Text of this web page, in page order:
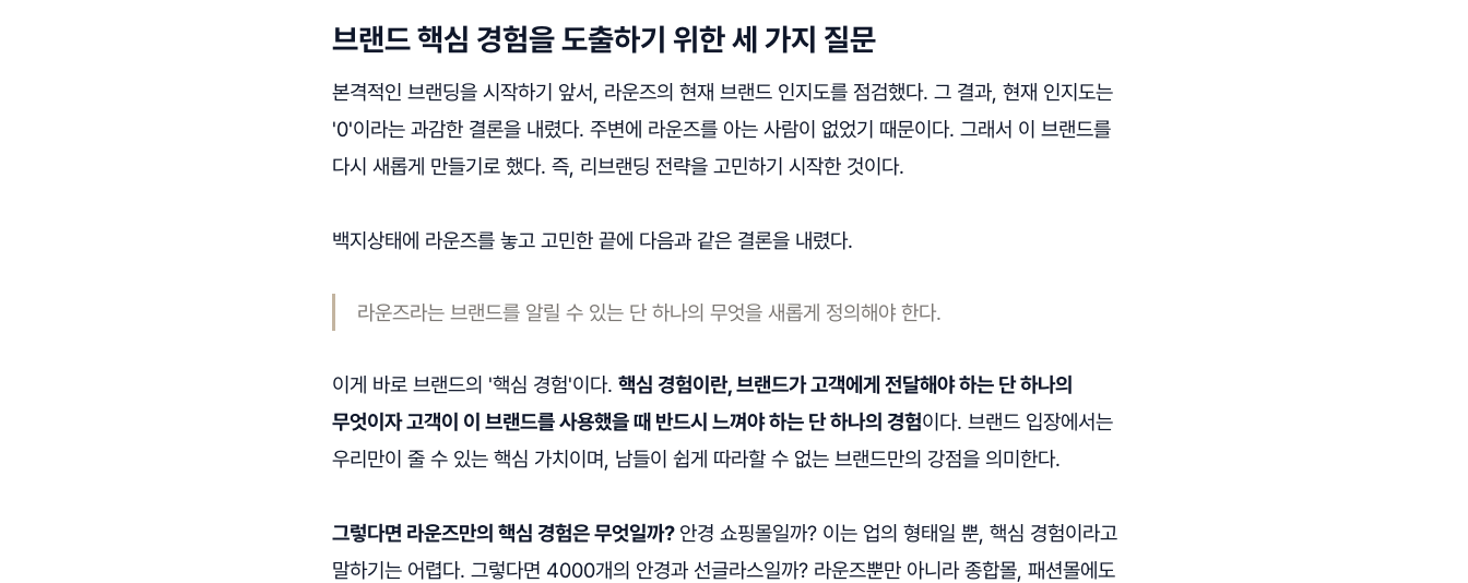
브랜드 핵심 경험을 도출하기 위한 세 가지 질문
본격적인 브랜딩을 시작하기 앞서, 라운즈의 현재 브랜드 인지도를 점검했다. 그 결과, 현재 인지도는
'0'이라는 과감한 결론을 내렸다. 주변에 라운즈를 아는 사람이 없었기 때문이다. 그래서 이 브랜드를
다시 새롭게 만들기로 했다. 즉, 리브랜딩 전략을 고민하기 시작한 것이다.
백지상태에 라운즈를 놓고 고민한 끝에 다음과 같은 결론을 내렸다.
라운즈라는 브랜드를 알릴 수 있는 단 하나의 무엇을 새롭게 정의해야 한다.
이게 바로 브랜드의 '핵심 경험'이다. 핵심 경험이란, 브랜드가 고객에게 전달해야 하는 단 하나의
무엇이자 고객이 이 브랜드를 사용했을 때 반드시 느껴야 하는 단 하나의 경험이다. 브랜드 입장에서는
우리만이 줄 수 있는 핵심 가치이며, 남들이 쉽게 따라할 수 없는 브랜드만의 강점을 의미한다.
그렇다면 라운즈만의 핵심 경험은 무엇일까? 안경 쇼핑몰일까? 이는 업의 형태일 뿐, 핵심 경험이라고
말하기는 어렵다. 그렇다면 4000개의 안경과 선글라스일까? 라운즈뿐만 아니라 종합몰, 패션몰에도